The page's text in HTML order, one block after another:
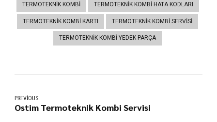
TERMOTEKNIK KOMBI TERMOTEKNIK KOMBI HATA KODLARI
TERMOTEKNIK KOMBI KARTI TERMOTEKNIK KOMBI SERVISI
TERMOTEKNIK KOMBI YEDEK PARÇA
PREVIOUS
Ostim Termoteknik Kombi Servisi